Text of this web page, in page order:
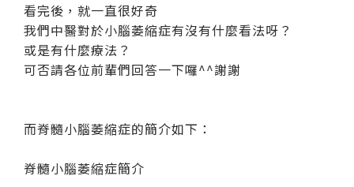
看完後，就一直很好奇
我們中醫對於小腦萎縮症有沒有什麼看法呀？
或是有什麼療法？
可否請各位前輩們回答一下囉^^謝謝
而脊髓小腦萎縮症的簡介如下：
脊髓小腦萎縮症簡介